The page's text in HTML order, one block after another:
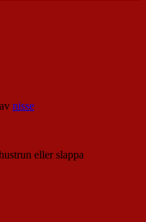
av nisse
eller slappa